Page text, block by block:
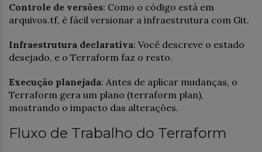
Controle de versões: Como o código está em
arquivos.tf, é fácil versionar a infraestrutura com Git.
Infraestrutura declarativa: Você descreve o estado
desejado, e o Terraform faz o resto.
Execução planejada: Antes de aplicar mudanças, o
Terraform gera um plano (terraform plan),
mostrando o impacto das alterações.
Fluxo de Trabalho do Terraform